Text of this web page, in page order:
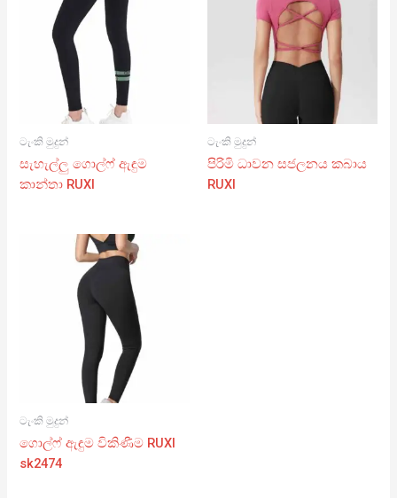
ටැංකි මුදුන්
සැහැල්ලු ගොල්ෆ් ඇඳුම
කාන්තා RUXI
ටැංකි මුදුන්
පිරිමි ධාවන සජලනය කබාය
RUXI
ටැංකි මුදුන්
ගොල්ෆ් ඇඳුම විකිණීම RUXI
sk2474